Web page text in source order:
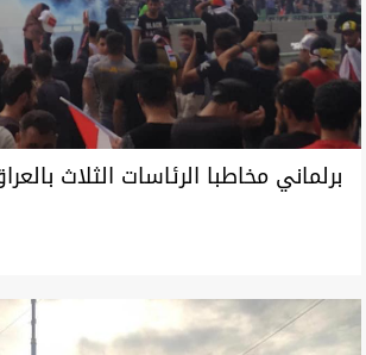
برلماني مخاطبا الرئاسات الثلاث